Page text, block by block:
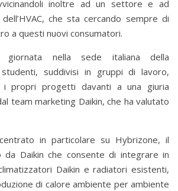
inoltre ad un settore e ad
dell’HVAC, che sta cercando sempre di
a questi nuovi consumatori.
nella sede italiana della
studenti, suddivisi in gruppi di lavoro,
i propri progetti davanti a una giuria
team marketing Daikin, che ha valutato
in particolare su Hybrizone, il
da Daikin che consente di integrare in
Daikin e radiatori esistenti,
di calore ambiente per ambiente